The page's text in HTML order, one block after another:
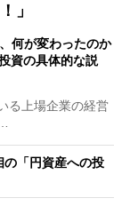
」
何が変わったのか
資の具体的な説
る上場企業の経営
の「円資産への投